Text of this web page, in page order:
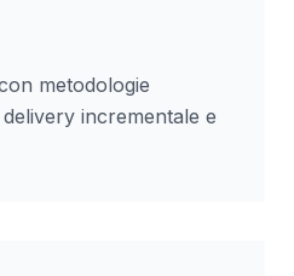
metodologie
incrementale e